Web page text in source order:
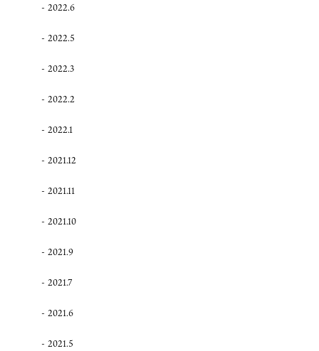
2022.6
2022.5
2022.3
2022.2
2022.1
2021.12
2021.11
2021.10
2021.9
2021.7
2021.6
2021.5